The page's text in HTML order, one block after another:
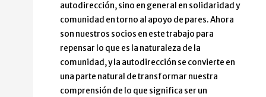
autodirección, sino en general en solidaridad y
comunidad en torno al apoyo de pares. Ahora
son nuestros socios en este trabajo para
repensar lo que es la naturaleza de la
comunidad, y la autodirección se convierte en
una parte natural de transformar nuestra
comprensión de lo que significa ser un